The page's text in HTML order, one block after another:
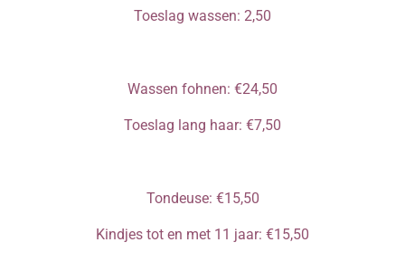
Toeslag wassen: 2,50
Wassen fohnen: €24,50
Toeslag lang haar: €7,50
Tondeuse: €15,50
Kindjes tot en met 11 jaar: €15,50